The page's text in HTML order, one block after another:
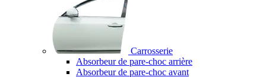
Carrosserie
Absorbeur de pare-choc arrière
Absorbeur de pare-choc avant